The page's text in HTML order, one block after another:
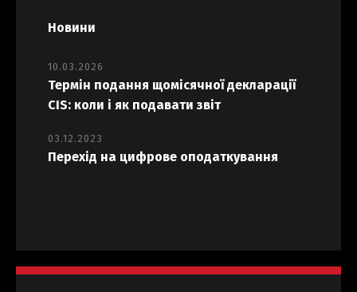
Новини
10.03.2026
Термін подання щомісячної декларації
CIS: коли і як подавати звіт
03.12.2023
Перехід на цифрове оподаткування